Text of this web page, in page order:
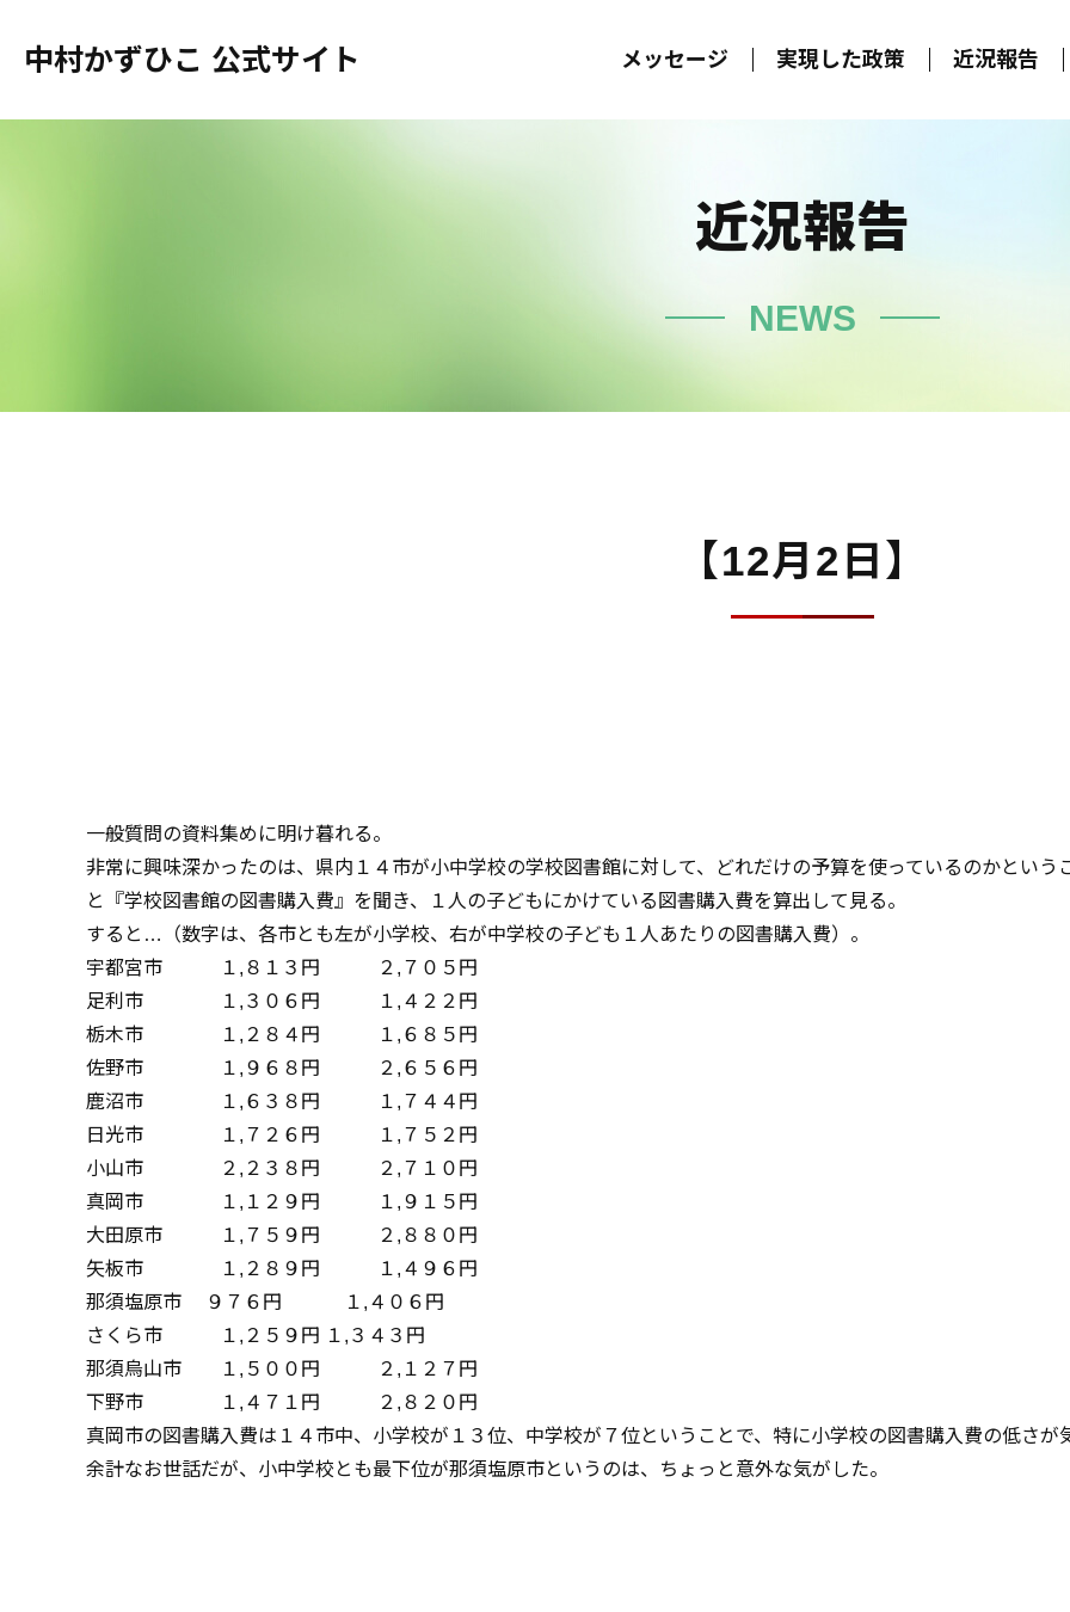
中村かずひこ 公式サイト メッセージ 実現した政策 近況報告
近況報告
NEWS
【12月2日】
一般質問の資料集めに明け暮れる。
非常に興味深かったのは、県内１４市が小中学校の学校図書館に対して、どれだけの予算を使っているのかという
と『学校図書館の図書購入費』を聞き、１人の子どもにかけている図書購入費を算出して見る。
すると…（数字は、各市とも左が小学校、右が中学校の子ども１人あたりの図書購入費）。
宇都宮市 １,８１３円 ２,７０５円
足利市 １,３０６円 １,４２２円
栃木市 １,２８４円 １,６８５円
佐野市 １,９６８円 ２,６５６円
鹿沼市 １,６３８円 １,７４４円
日光市 １,７２６円 １,７５２円
小山市 ２,２３８円 ２,７１０円
真岡市 １,１２９円 １,９１５円
大田原市 １,７５９円 ２,８８０円
矢板市 １,２８９円 １,４９６円
那須塩原市 ９７６円 １,４０６円
さくら市 １,２５９円 １,３４３円
那須烏山市 １,５００円 ２,１２７円
下野市 １,４７１円 ２,８２０円
真岡市の図書購入費は１４市中、小学校が１３位、中学校が７位ということで、特に小学校の図書購入費の低さが
余計なお世話だが、小中学校とも最下位が那須塩原市というのは、ちょっと意外な気がした。